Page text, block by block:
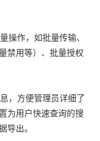
作，如批量传输、
禁用等）、批量授权
，方便管理员详细了
为用户快速查询的搜
导出。